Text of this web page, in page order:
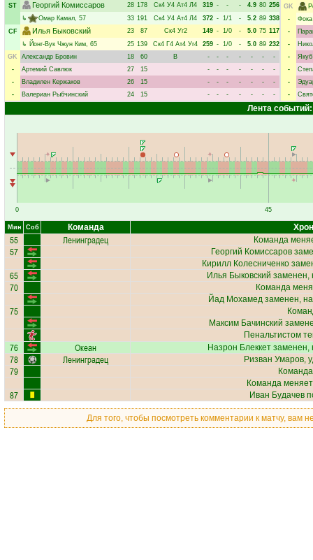
ST
Георгий Комиссаров 28 178 Ск4 У4 Ат4 Л4 319 - - - 4.9 80 256
↳
Омар Камал, 57 33 191 Ск4 У4 Ат4 Л4 372 - 1/1 - 5.2 89 338
CF
Илья Быковский 23 87 Ск4 Уг2 149 - 1/0 - 5.0 75 117
↳ Йонг-Вук Чжун Ким, 65 25 139 Ск4 Г4 Ат4 Уг4 259 - 1/0 - 5.0 89 232
GK
Александр Бровин 18 60 В - - - - - -
-
-
Артемий Савлюк 27 15 - - - - - -
-
-
Владилен Кержаков 26 15 - - - - - -
-
-
Валериан Рыбчинский 24 15 - - - - - - -
GK
-
-
-
-
Якуб
-
-
-
Лента событий:
0 45
Мин Соб Команда
55 Ленинградец Команда
57 Георгий Комиссаров
Кирилл Колесниченко
65 Илья Быковский заменен,
70
Команда
Йад Мохамедзаменен,
75
Максим Бачинский
Пенальтистом
76 Океан Назрон Блеккет заменен,
78 Ленинградец Ризван Умаров,
79
Команда
87 Иван Будачев
Для того, чтобы посмотреть комментарии к матчу, вам